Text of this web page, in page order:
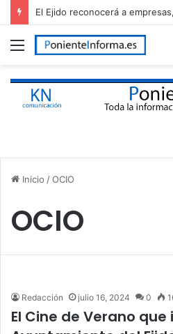
Menú
Inicio /OCIO
OCIO
Redacción julio 16, 2024 0
El Cine de Verano